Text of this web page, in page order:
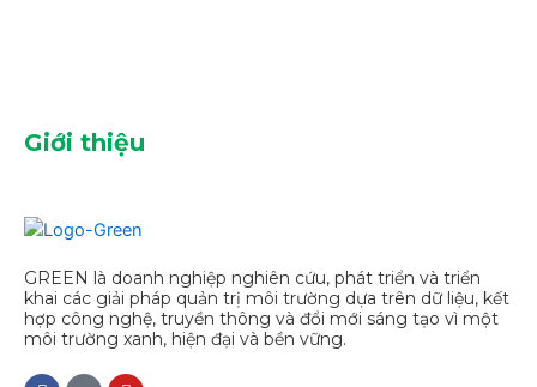
Giới thiệu
GREEN là doanh nghiệp nghiên cứu, phát triển và triển
khai các giải pháp quản trị môi trường dựa trên dữ liệu, kết
hợp công nghệ, truyền thông và đổi mới sáng tạo vì một
môi trường xanh, hiện đại và bền vững.